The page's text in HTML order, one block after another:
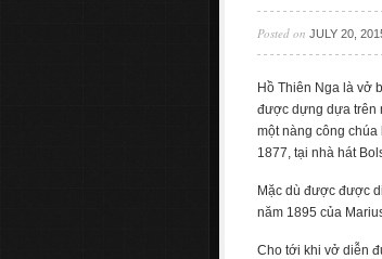
Posted on JULY 20,
Hồ Thiên Nga là vở
được dựng dựa trên
một nàng công
1877, tại nhà hát
Mặc dù được được
năm 1895 của
Cho tới khi vở diễn